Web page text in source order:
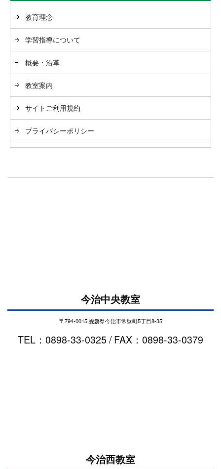
教育理念
学習指導について
概要・沿革
教室案内
サイトご利用規約
プライバシーポリシー
今治中央教室
〒794-0015 愛媛県今治市常盤町5丁目8-35
TEL：0898-33-0325 / FAX：0898-33-0379
今治西教室